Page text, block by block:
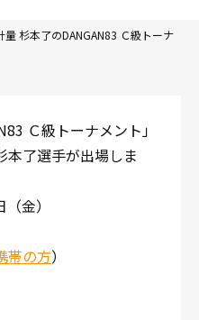
南町3-8 第2原嶋ビル1F
/ 日・祝 14:00〜19:00
サポーター募集
量 杉本了のDANGAN83 Ｃ級トーナ
Ｃ級トーナメント」
本了選手が出場しま
金）
帯の方）